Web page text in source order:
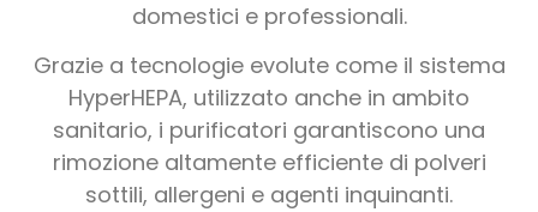
domestici e professionali.
Grazie a tecnologie evolute come il sistema
HyperHEPA, utilizzato anche in ambito
sanitario, i purificatori garantiscono una
rimozione altamente efficiente di polveri
sottili, allergeni e agenti inquinanti.